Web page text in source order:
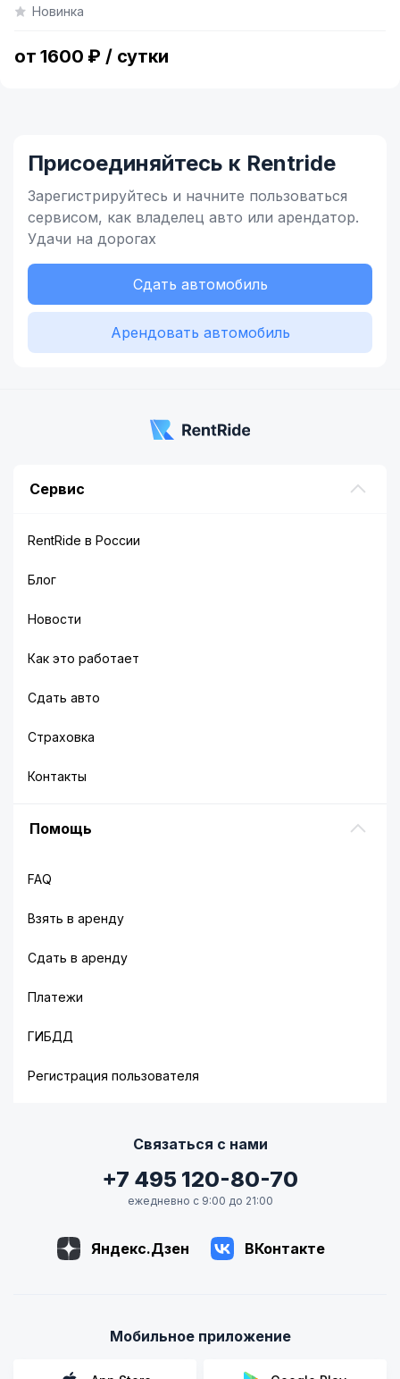
of
Новинка
от 1600 ₽ / сутки
Присоединяйтесь к Rentride
Зарегистрируйтесь и начните пользоваться
сервисом, как владелец авто или арендатор.
Удачи на дорогах
Сдать автомобиль
Арендовать автомобиль
Сервис
RentRide в России
Блог
Новости
Как это работает
Сдать авто
Страховка
Контакты
Помощь
FAQ
Взять в аренду
Сдать в аренду
Платежи
ГИБДД
Регистрация пользователя
Связаться с нами
+7 495 120-80-70
ежедневно с 9:00 до 21:00
Яндекс.Дзен ВКонтакте
Мобильное приложение